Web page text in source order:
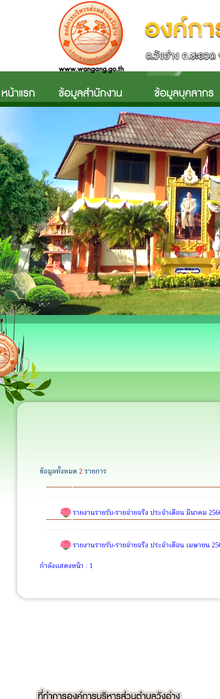
ข้อมูลทั้งหมด2รายการ
รายงานรายรับ-รายจ่ายจริง ประจำเดือน มีนาคม
รายงานรายรับ-รายจ่ายจริง ประจำเดือน เมษายน
กำลังแสดงหน้า : 1